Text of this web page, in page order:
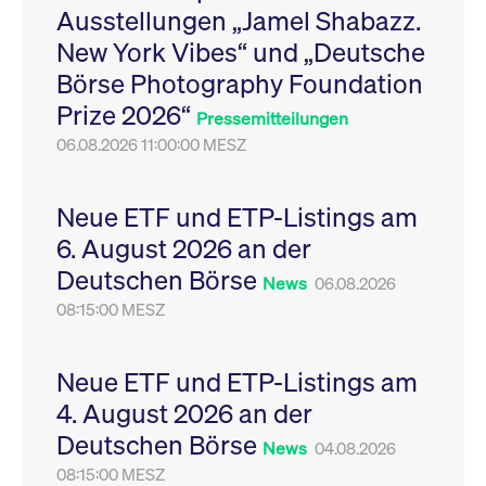
Ausstellungen „Jamel Shabazz.
New York Vibes“ und „Deutsche
Börse Photography Foundation
Prize 2026“ Pressemitteilungen
06.08.2026 11:00:00 MESZ
Neue ETF und ETP-Listings am
6. August 2026 an der
Deutschen Börse News 06.08.2026
08:15:00 MESZ
Neue ETF und ETP-Listings am
4. August 2026 an der
Deutschen Börse News 04.08.2026
08:15:00 MESZ
Leistung der Website
zu messen. Es handelt
sich um ein Muster-
Cookie, bei dem auf
das Präfix _pk_ses
eine kurze Reihe von
VISITOR_PRIVACY_METADATA
YouTube
.youtube.com
6
Monate
Dieses Cookie dient
Speicherung der
Einwilligungs- und
des Nutzers für ihre
Interaktion mit der
Sitzungen geehrt